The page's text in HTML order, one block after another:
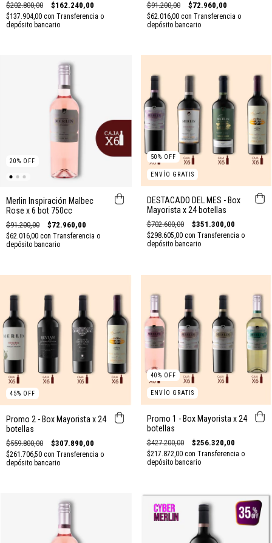
$202.800,00 $162.240,00
$137.904,00 con Transferencia o
depósito bancario
$91.200,00 $72.960,00
$62.016,00 con Transferencia o
depósito bancario
20% OFF
Merlin Inspiración Malbec
Rose x 6 bot 750cc
$91.200,00 $72.960,00
$62.016,00 con Transferencia o
depósito bancario
50% OFF
ENVÍO GRATIS
DESTACADO DEL MES - Box
Mayorista x 24 botellas
$702.600,00 $351.300,00
$298.605,00 con Transferencia o
depósito bancario
45% OFF
Promo 2 - Box Mayorista x 24
botellas
$559.800,00 $307.890,00
$261.706,50 con Transferencia o
depósito bancario
40% OFF
ENVÍO GRATIS
Promo 1 - Box Mayorista x 24
botellas
$427.200,00 $256.320,00
$217.872,00 con Transferencia o
depósito bancario